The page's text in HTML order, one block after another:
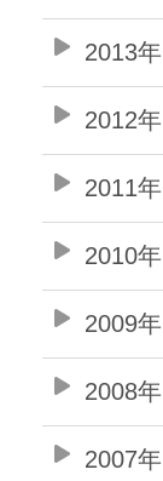
2013年
2012年
2011年
2010年
2009年
2008年
2007年